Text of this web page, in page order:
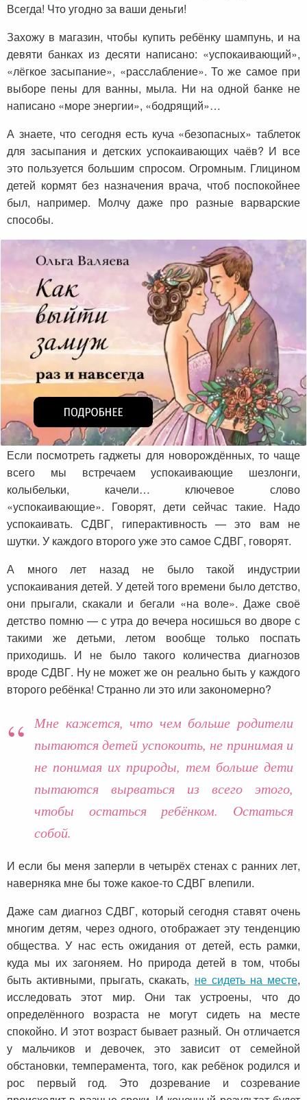
Всегда! Что угодно за ваши деньги!
Захожу в магазин, чтобы купить ребёнку шампунь, и на
девяти банках из десяти написано: «успокаивающий»,
«лёгкое засыпание», «расслабление». То же самое при
выборе пены для ванны, мыла. Ни на одной банке не
написано «море энергии», «бодрящий»…
А знаете, что сегодня есть куча «безопасных» таблеток
для засыпания и детских успокаивающих чаёв? И все
это пользуется большим спросом. Огромным. Глицином
детей кормят без назначения врача, чтоб поспокойнее
был, например. Молчу даже про разные варварские
способы.
Если посмотреть гаджеты для новорождённых, то чаще
всего мы встречаем успокаивающие шезлонги,
колыбельки, качели… ключевое слово
«успокаивающие». Говорят, дети сейчас такие. Надо
успокаивать. СДВГ, гиперактивность — это вам не
шутки. У каждого второго уже это самое СДВГ, говорят.
А много лет назад не было такой индустрии
успокаивания детей. У детей того времени было детство,
они прыгали, скакали и бегали «на воле». Даже своё
детство помню — с утра до вечера носишься во дворе с
такими же детьми, летом вообще только поспать
приходишь. И не было такого количества диагнозов
вроде СДВГ. Ну не может же он реально быть у каждого
второго ребёнка! Странно ли это или закономерно?
Мне кажется, что чем больше родители
пытаются детей успокоить, не принимая и
не понимая их природы, тем больше дети
пытаются вырваться из всего этого,
чтобы остаться ребёнком. Остаться
собой.
И если бы меня заперли в четырёх стенах с ранних лет,
наверняка мне бы тоже какое-то СДВГ влепили.
Даже сам диагноз СДВГ, который сегодня ставят очень
многим детям, через одного, отображает эту тенденцию
общества. У нас есть ожидания от детей, есть рамки,
куда мы их загоняем. Но природа детей в том, чтобы
быть активными, прыгать, скакать, не сидеть на месте,
исследовать этот мир. Они так устроены, что до
определённого возраста не могут сидеть на месте
спокойно. И этот возраст бывает разный. Он отличается
у мальчиков и девочек, это зависит от семейной
обстановки, темперамента, того, как ребёнок родился и
рос первый год. Это дозревание и созревание